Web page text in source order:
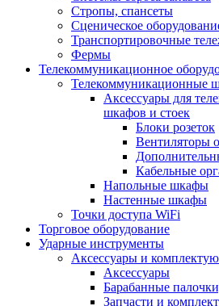
Стропы, спансеты
Сценическое
Транспортировочные
Фермы
Телекоммуникационное
Телекоммуникационные
Аксессуары для
шкафов и стоек
Блоки розеток
Вентиляторы
Кабельные
Напольные шкафы
Настенные шкафы
Точки доступа WiFi
Торговое оборудование
Ударные инструменты
Аксессуары и
Аксессуары
Барабанные
Запчасти и